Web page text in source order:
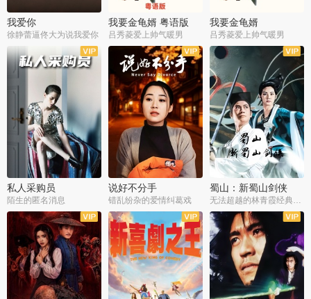
我爱你
徐静蕾逼佟大为说我爱你
我要金龟婿 粤语版
吕秀菱爱上帅气暖男
我要金龟婿
吕秀菱爱上帅气暖男
私人采购员
陌生的匿名消息
说好不分手
错乱纷杂的爱情纠葛戏
蜀山：新蜀山剑侠
无法超越的林青霞经典角色